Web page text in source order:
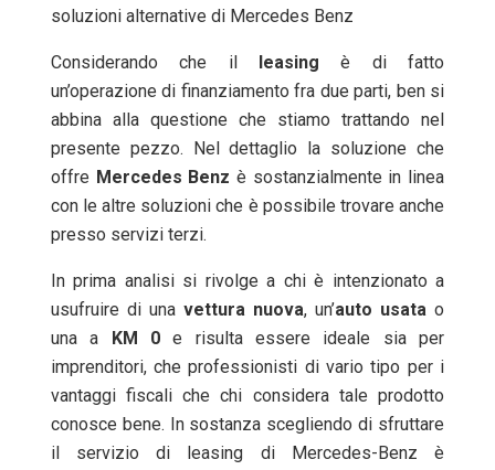
soluzioni alternative di Mercedes Benz
Considerando che il leasing è di fatto
un’operazione di finanziamento fra due parti, ben si
abbina alla questione che stiamo trattando nel
presente pezzo. Nel dettaglio la soluzione che
offre Mercedes Benz è sostanzialmente in linea
con le altre soluzioni che è possibile trovare anche
presso servizi terzi.
In prima analisi si rivolge a chi è intenzionato a
usufruire di una vettura nuova, un’auto usata o
una a
KM 0e risulta essere ideale sia per
imprenditori, che professionisti di vario tipo per i
vantaggi fiscali che chi considera tale prodotto
conosce bene. In sostanza scegliendo di sfruttare
il servizio di leasing di Mercedes-Benz è